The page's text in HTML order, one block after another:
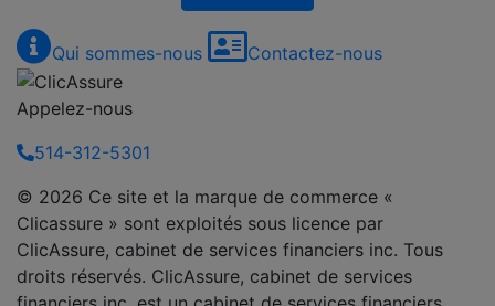
Qui sommes-nous Contactez-nous
Appelez-nous
514-312-5301
© 2026 Ce site et la marque de commerce «
Clicassure » sont exploités sous licence par
ClicAssure, cabinet de services financiers inc. Tous
droits réservés. ClicAssure, cabinet de services